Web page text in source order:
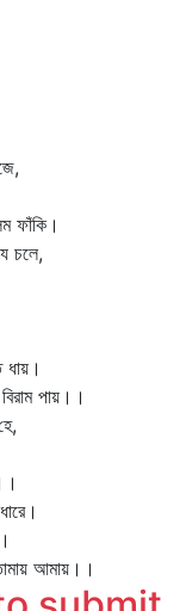
ফাঁকি।
চলে,
পায়।।
আমায়।।